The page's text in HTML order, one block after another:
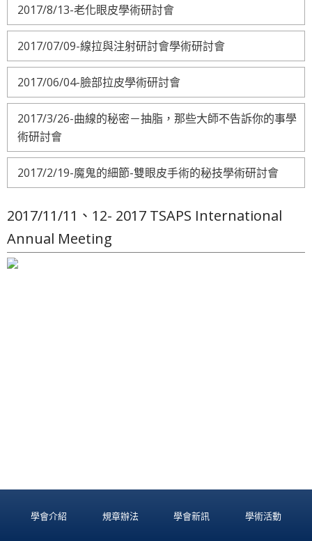
2017/8/13-老化眼皮學術研討會
2017/07/09-線拉與注射研討會學術研討會
2017/06/04-臉部拉皮學術研討會
2017/3/26-曲線的秘密－抽脂，那些大師不告訴你的事學
術研討會
2017/2/19-魔鬼的細節-雙眼皮手術的秘技學術研討會
2017/11/11、12- 2017 TSAPS International
Annual Meeting
學會介紹 規章辦法 學會新訊 學術活動